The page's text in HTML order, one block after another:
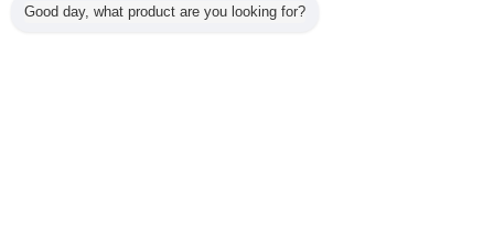
Good day, what product are you looking for?